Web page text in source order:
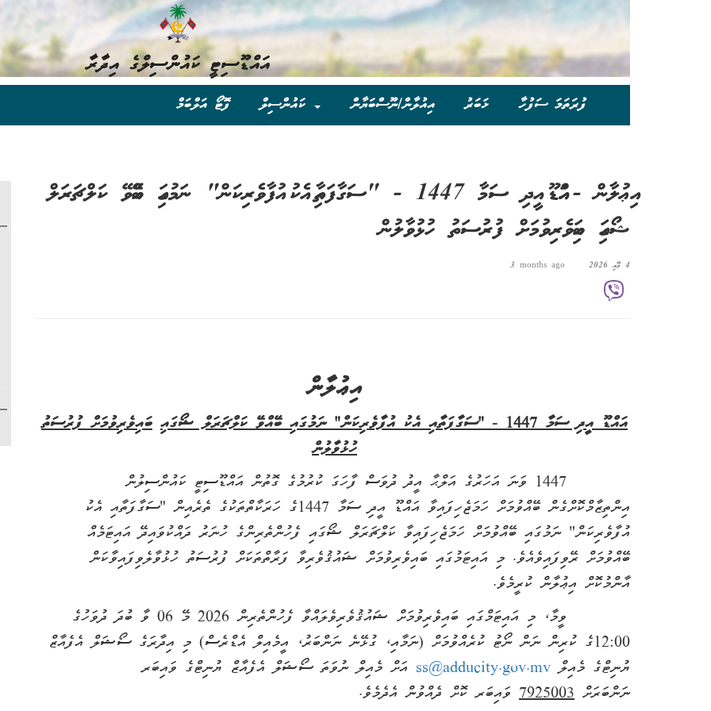
އައްޑޫސިޓީ ކައުންސިލްގެ އިދާރާ
ފުރަތަމަ ސަފުހާ ޚަބަރު އިއުލާން/ނޫސްބަޔާން ފޮޓޯ އަލްބަމް
އިޢުލާން - އައްޑޫ އީދި ސަމާ 1447 - "ސަގާފަތާއި އެކު އުފާވެރިކަން" ނަމުގައި ބޭއްވޭ ކަލްޗަރަލް
ޝޯގައި ބައިވެރިވުމަށް ފުރުސަތު ހުޅުވާލުން
4 މޭއި 2026 3 months ago
އިޢުލާން
އައްޑޫ އީދި ސަމާ 1447 - "ސަގާފަތާއި އެކު އުފާވެރިކަން" ނަމުގައި ބޭއްވޭ ކަލްޗަރަލް ޝޯގައި
ބައިވެރިވުމަށް ފުރުސަތު
ހުޅުވާލުން
1447 ވަނަ އަހަރުގެ އަލްޙާ އީދު ދުވަސް ފާހަގަ ކުރުމުގެ ގޮތުން އައްޑޫސިޓީ ކައުންސިލުން
އިންތިޒާމްކޮށްގެން ބޭއްވުމަށް ހަމަޖެހިފައިވާ އައްޑޫ އީދި ސަމާ 1447ގެ ހަރަކާތްތަކުގެ ތެރެއިން "ސަގާފަތާއި އެކު
އުފާވެރިކަން" ނަމުގައި ބޭއްވުމަށް ހަމަޖެހިފައިވާ ކަލްޗަރަލް ޝޯގައި ފެހުންތެރިންގެ ހުނަރު ދައްކުވައިދޭ އައިޓަމެއް
ބޭއްވުމަށް ރޭވިފައިވެއެވެ. މި އައިޓަމުގައި ބައިވެރިވުމަށް ޝައުޤުވެރިވާ ފަރާތްތަކަށް ފުރުސަތު ހުޅުވާލެވިފައިވާކަން
އާންމުކޮށް އިޢުލާން ކުރީމެވެ.
ވީމާ، މި އައިޓަމްގައި ބައިވެރިވުމަށް ޝައުޤުވެރިވެލައްވާ ފެހުންތެރިން 2026 މޭ 06 ވާ ބުދަ ދުވަހުގެ
12:00ގެ ކުރިން ނަން ނޯޓު ކުރެއްވުމަށް (ނަމާއި، ގުޅޭނެ ނަންބަރު، އީމެއިލް އެޑްރެސް) މި އިދާރަގެ ސޯޝަލް އެފެއާޒް
ޔުނިޓްގެ މެއިލް ss@adducity.gov.mv އަށް މެއިލް ނުވަތަ ސޯޝަލް އެފެއާޒް ޔުނިޓްގެ ވައިބަރ
ނަންބަރަށް 7925003 ވައިބަރ ކޮށް ދެއްވުން އެދެމެވެ.